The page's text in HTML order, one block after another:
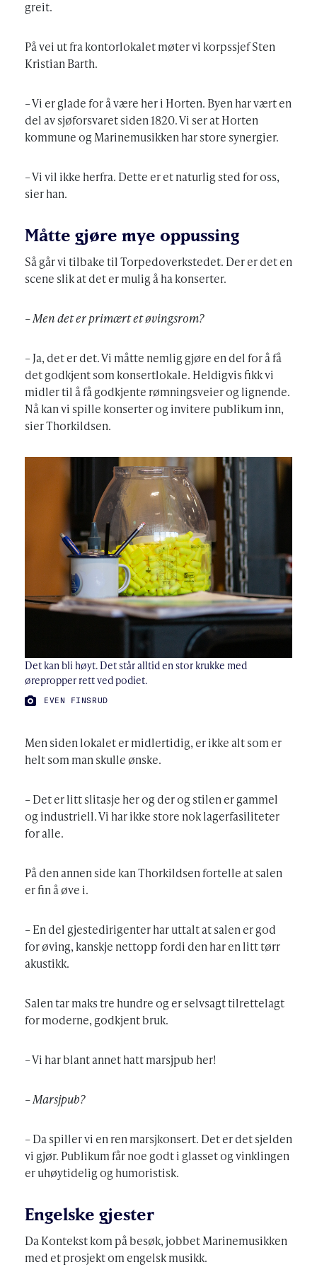
greit.
På vei ut fra kontorlokalet møter vi korpssjef Sten
Kristian Barth.
– Vi er glade for å være her i Horten. Byen har vært en
del av sjøforsvaret siden 1820. Vi ser at Horten
kommune og Marinemusikken har store synergier.
– Vi vil ikke herfra. Dette er et naturlig sted for oss,
sier han.
Måtte gjøre mye oppussing
Så går vi tilbake til Torpedoverkstedet. Der er det en
scene slik at det er mulig å ha konserter.
– Men det er primært et øvingsrom?
– Ja, det er det. Vi måtte nemlig gjøre en del for å få
det godkjent som konsertlokale. Heldigvis fikk vi
midler til å få godkjente rømningsveier og lignende.
Nå kan vi spille konserter og invitere publikum inn,
sier Thorkildsen.
Det kan bli høyt. Det står alltid en stor krukke med
ørepropper rett ved podiet.
FOTO:
EVEN FINSRUD
Men siden lokalet er midlertidig, er ikke alt som er
helt som man skulle ønske.
– Det er litt slitasje her og der og stilen er gammel
og industriell. Vi har ikke store nok lagerfasiliteter
for alle.
På den annen side kan Thorkildsen fortelle at salen
er fin å øve i.
– En del gjestedirigenter har uttalt at salen er god
for øving, kanskje nettopp fordi den har en litt tørr
akustikk.
Salen tar maks tre hundre og er selvsagt tilrettelagt
for moderne, godkjent bruk.
– Vi har blant annet hatt marsjpub her!
– Marsjpub?
– Da spiller vi en ren marsjkonsert. Det er det sjelden
vi gjør. Publikum får noe godt i glasset og vinklingen
er uhøytidelig og humoristisk.
Engelske gjester
Da Kontekst kom på besøk, jobbet Marinemusikken
med et prosjekt om engelsk musikk.